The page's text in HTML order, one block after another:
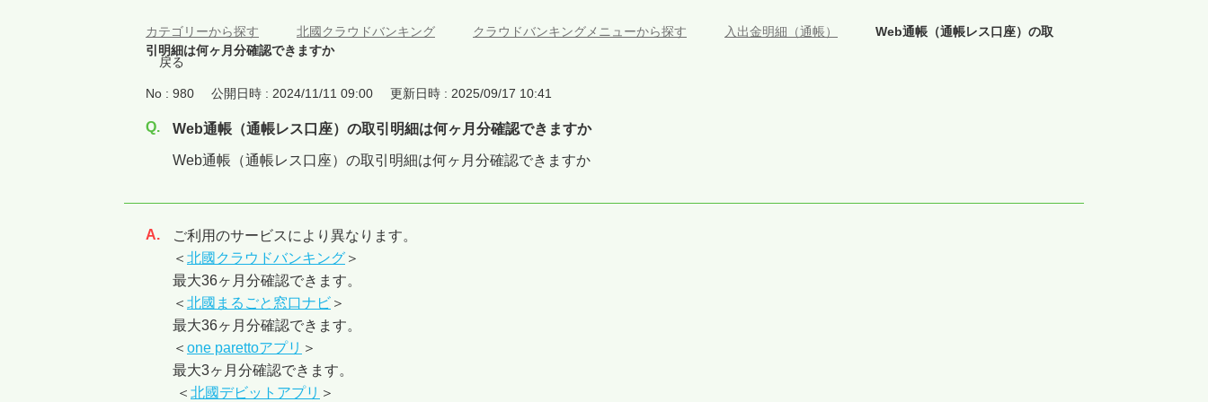
カテゴリーから探す 北國クラウドバンキング クラウドバンキングメニューから探す 入出金明細（通帳）
Web通帳（通帳レス口座）の取
引明細は何ヶ月分確認できますか
戻る
No : 980 公開日時 : 2024/11/11 09:00 更新日時 : 2025/09/17 10:41
Web通帳（通帳レス口座）の取引明細は何ヶ月分確認できますか
Web通帳（通帳レス口座）の取引明細は何ヶ月分確認できますか
回答
ご利用のサービスにより異なります。
＜ 北國クラウドバンキング ＞
最大36ヶ月分確認できます。
＜ 北國まるごと窓口ナビ ＞
最大36ヶ月分確認できます。
＜ one parettoアプリ ＞
最大3ヶ月分確認できます。
＜ 北國デビットアプリ ＞